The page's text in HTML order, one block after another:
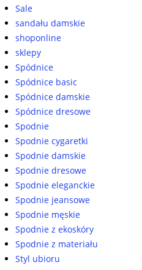
Sale
sandału damskie
shoponline
sklepy
Spódnice
Spódnice basic
Spódnice damskie
Spódnice dresowe
Spodnie
Spodnie cygaretki
Spodnie damskie
Spodnie dresowe
Spodnie eleganckie
Spodnie jeansowe
Spodnie męskie
Spodnie z ekoskóry
Spodnie z materiału
Styl ubioru